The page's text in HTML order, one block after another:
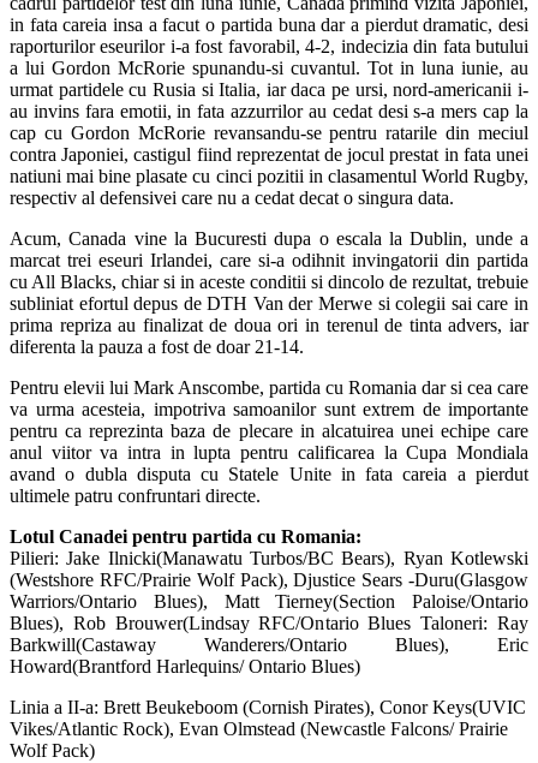
in fata careia insa a facut o partida buna dar a pierdut dramatic, desi
raporturilor eseurilor i-a fost favorabil, 4-2, indecizia din fata butului
a lui Gordon McRorie spunandu-si cuvantul. Tot in luna iunie, au
urmat partidele cu Rusia si Italia, iar daca pe ursi, nord-americanii i-
au invins fara emotii, in fata azzurrilor au cedat desi s-a mers cap la
cap cu Gordon McRorie revansandu-se pentru ratarile din meciul
contra Japoniei, castigul fiind reprezentat de jocul prestat in fata unei
natiuni mai bine plasate cu cinci pozitii in clasamentul World Rugby,
respectiv al defensivei care nu a cedat decat o singura data.
Acum, Canada vine la Bucuresti dupa o escala la Dublin, unde a
marcat trei eseuri Irlandei, care si-a odihnit invingatorii din partida
cu All Blacks, chiar si in aceste conditii si dincolo de rezultat, trebuie
subliniat efortul depus de DTH Van der Merwe si colegii sai care in
prima repriza au finalizat de doua ori in terenul de tinta advers, iar
diferenta la pauza a fost de doar 21-14.
Pentru elevii lui Mark Anscombe, partida cu Romania dar si cea care
va urma acesteia, impotriva samoanilor sunt extrem de importante
pentru ca reprezinta baza de plecare in alcatuirea unei echipe care
anul viitor va intra in lupta pentru calificarea la Cupa Mondiala
avand o dubla disputa cu Statele Unite in fata careia a pierdut
ultimele patru confruntari directe.
Lotul Canadei pentru partida cu Romania:
Pilieri: Jake Ilnicki(Manawatu Turbos/BC Bears), Ryan Kotlewski
(Westshore RFC/Prairie Wolf Pack), Djustice Sears -Duru(Glasgow
Warriors/Ontario Blues), Matt Tierney(Section Paloise/Ontario
Blues), Rob Brouwer(Lindsay RFC/Ontario Blues Taloneri: Ray
Barkwill(Castaway Wanderers/Ontario Blues), Eric
Howard(Brantford Harlequins/ Ontario Blues)
Linia a II-a: Brett Beukeboom (Cornish Pirates), Conor Keys(UVIC
Vikes/Atlantic Rock), Evan Olmstead (Newcastle Falcons/ Prairie
Wolf Pack)